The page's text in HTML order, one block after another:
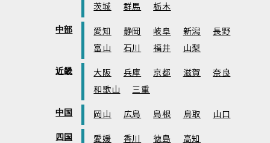
茨城
群馬 栃木
中部 愛知 静岡 岐阜 新潟
長野
富山
石川 福井 山梨
近畿 大阪 兵庫 京都 滋賀
奈良
和歌山
三重
中国 岡山 広島 島根 鳥取 山口
四国 愛媛 香川 徳島 高知